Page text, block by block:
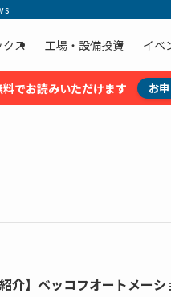
ス 工場・設備投資 イベ
でお読みいただけます お
介】ベッコフオートメー